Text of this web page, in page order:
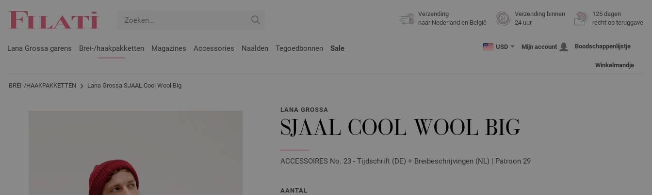
Verzending
naar Nederland en België
Verzending binnen
24 uur
125 dagen
recht op teruggave
Lana Grossa garens Brei-/haakpakketten Magazines Accessories Naalden Tegoedbonnen Sale USD Mijn account Boodschappenlijstje
Winkelmandje
BREI-/HAAKPAKKETTEN Lana Grossa SJAAL Cool Wool Big
LANA GROSSA
SJAAL COOL WOOL BIG
ACCESSOIRES No. 23 - Tijdschrift (DE) + Breibeschrijvingen (NL) | Patroon 29
AANTAL